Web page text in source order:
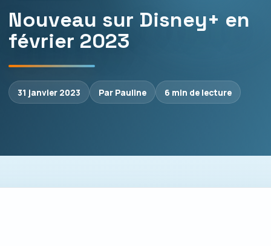
Nouveau sur Disney+ en
février 2023
31 janvier 2023 Par Pauline 6 min de lecture